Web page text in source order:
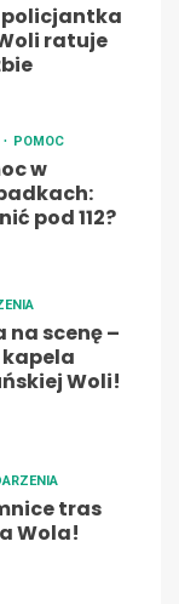
ratuje
POMOC
w
pod 112?
na scenę –
Woli!
tras
Wola!